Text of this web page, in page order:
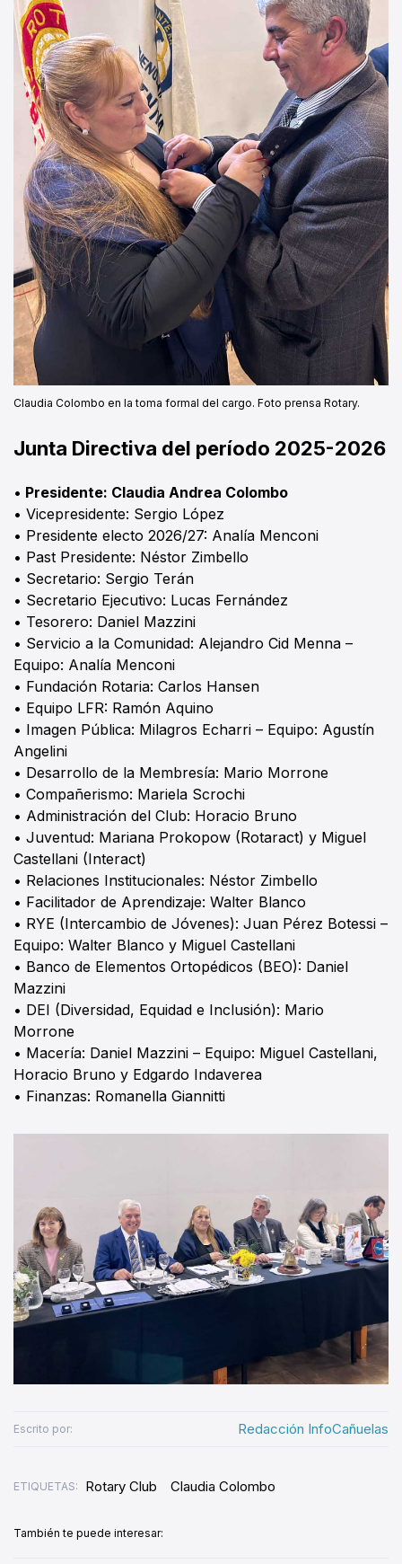
Claudia Colombo en la toma formal del cargo. Foto prensa Rotary.
Junta Directiva del período 2025-2026
• Presidente: Claudia Andrea Colombo
• Vicepresidente: Sergio López
• Presidente electo 2026/27: Analía Menconi
• Past Presidente: Néstor Zimbello
• Secretario: Sergio Terán
• Secretario Ejecutivo: Lucas Fernández
• Tesorero: Daniel Mazzini
• Servicio a la Comunidad: Alejandro Cid Menna –
Equipo: Analía Menconi
• Fundación Rotaria: Carlos Hansen
• Equipo LFR: Ramón Aquino
• Imagen Pública: Milagros Echarri – Equipo: Agustín
Angelini
• Desarrollo de la Membresía: Mario Morrone
• Compañerismo: Mariela Scrochi
• Administración del Club: Horacio Bruno
• Juventud: Mariana Prokopow (Rotaract) y Miguel
Castellani (Interact)
• Relaciones Institucionales: Néstor Zimbello
• Facilitador de Aprendizaje: Walter Blanco
• RYE (Intercambio de Jóvenes): Juan Pérez Botessi –
Equipo: Walter Blanco y Miguel Castellani
• Banco de Elementos Ortopédicos (BEO): Daniel
Mazzini
• DEI (Diversidad, Equidad e Inclusión): Mario
Morrone
• Macería: Daniel Mazzini – Equipo: Miguel Castellani,
Horacio Bruno y Edgardo Indaverea
• Finanzas: Romanella Giannitti
Escrito por: Redacción InfoCañuelas
ETIQUETAS: Rotary Club Claudia Colombo
También te puede interesar: